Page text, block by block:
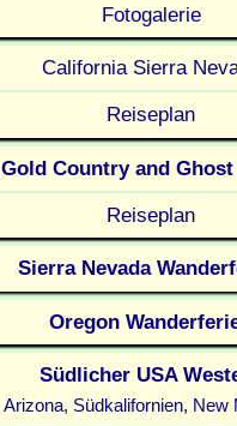
Fotogalerie
California Sierra
Reiseplan
Gold Country and Ghost
Reiseplan
Sierra Nevada
Oregon
Südlicher USA
Arizona, Südkalifornien, New